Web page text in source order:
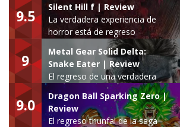
9.5
Silent Hill f | Review
La verdadera experiencia de
horror está de regreso
9
Metal Gear Solid Delta:
Snake Eater | Review
El regreso de una verdadera
leyenda
9.0
Dragon Ball Sparking Zero |
Review
El regreso triunfal de la saga